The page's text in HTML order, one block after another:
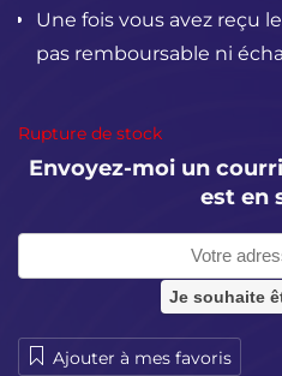
Une fois vous avez reçu
pas remboursable ni
Rupture de stock
Envoyez-moi un
est en
Ajouter à mes favoris